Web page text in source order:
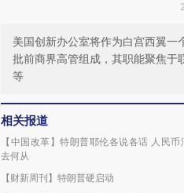
美国创新办公室将作为白宫西翼
批前商界高管组成，其职能聚焦于
等
相关报道
【中国改革】特朗普耶伦各说各话 人民币
去何从
【财新周刊】特朗普硬启动